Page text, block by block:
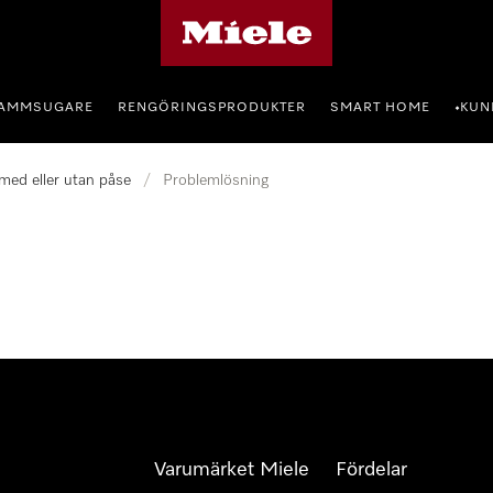
RENGÖRINGSPRODUKTER SMART HOME •
eller utan påse / Problemlösning
Varumärket Miele Fördelar